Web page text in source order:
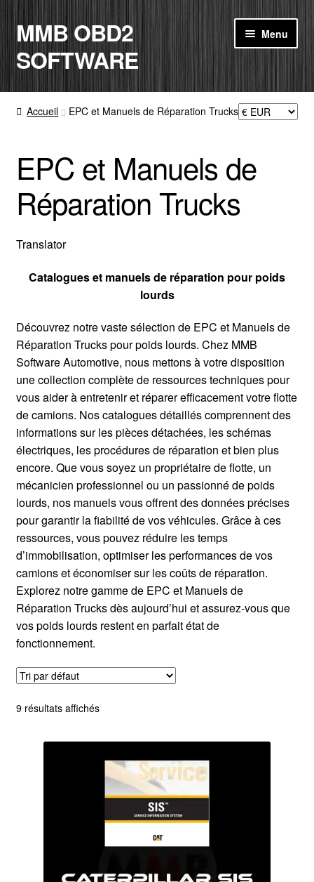
Aller
à
la
Aller
au
contenu
MMB OBD2
SOFTWARE
Menu
ACCUEIL
CODE RADIO
MON COMPTE
PANIER
CONTACT
Accueil EPC et Manuels de Réparation Trucks
EPC et Manuels de
Réparation Trucks
Translator
Catalogues et manuels de réparation pour poids
lourds
Découvrez notre vaste sélection de EPC et Manuels de
Réparation Trucks pour poids lourds. Chez MMB
Software Automotive, nous mettons à votre disposition
une collection complète de ressources techniques pour
vous aider à entretenir et réparer efficacement votre flotte
de camions. Nos catalogues détaillés comprennent des
informations sur les pièces détachées, les schémas
électriques, les procédures de réparation et bien plus
encore. Que vous soyez un propriétaire de flotte, un
mécanicien professionnel ou un passionné de poids
lourds, nos manuels vous offrent des données précises
pour garantir la fiabilité de vos véhicules. Grâce à ces
ressources, vous pouvez réduire les temps
d’immobilisation, optimiser les performances de vos
camions et économiser sur les coûts de réparation.
Explorez notre gamme de EPC et Manuels de
Réparation Trucks dès aujourd’hui et assurez-vous que
vos poids lourds restent en parfait état de
fonctionnement.
9 résultats affichés